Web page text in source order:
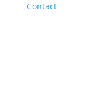
Contact